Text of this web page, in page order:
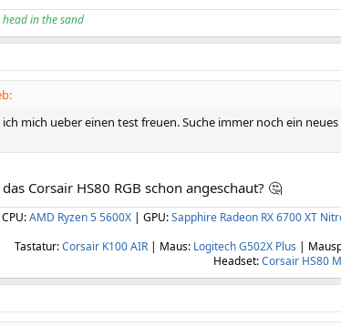
in the sand
mich ueber einen test freuen. Suche immer noch ein
Corsair HS80 RGB schon angeschaut? 🤔
CPU:AMD Ryzen 5 5600X| GPU:Sapphire Radeon RX 6700 XT
Tastatur:Corsair K100 AIR | Maus: Logitech G502X Plus |
Headset:Corsair HS80